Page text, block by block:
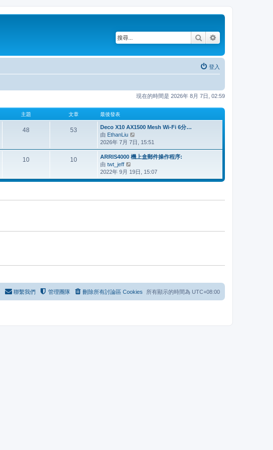
搜尋
登入
現在的時間是 2026年 8月 7日, 02:59
主題 文章 最後發表
48 53
Deco X10 AX1500 Mesh Wi-Fi 6分…
由 EthanLiu
視
最
後
表
2026年 7月 7日, 15:51
10 10
ARRIS4000 機上盒郵件操作程序:
由 twt_jeff
視
最
表
2022年 9月 19日, 15:07
所有顯示的時間為 UTC+08:00
刪除所有討論區 Cookies
管理團隊
聯繫我們